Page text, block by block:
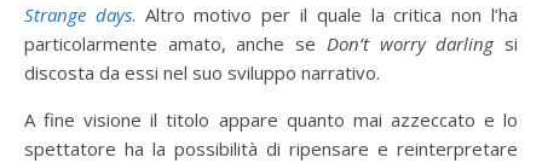
Strange days. Altro motivo per il quale la critica non l’ha
particolarmente amato, anche se Don’t worry darling si
discosta da essi nel suo sviluppo narrativo.
A fine visione il titolo appare quanto mai azzeccato e lo
spettatore ha la possibilità di ripensare e reinterpretare